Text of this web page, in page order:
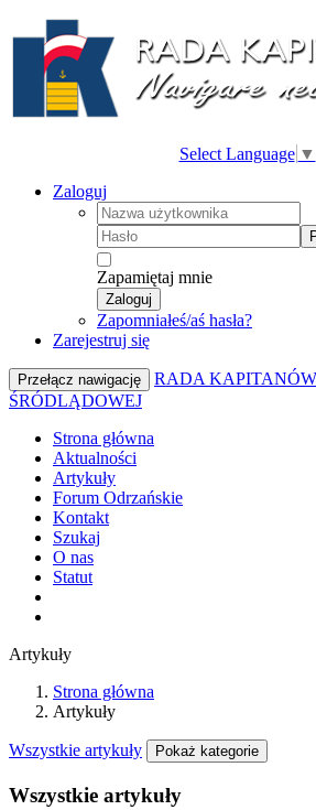
Select Language ▼
Zaloguj
Zapamiętaj mnie
Zaloguj
Zapomniałeś/aś hasła?
Zarejestruj się
Przełącz nawigację
RADA
ŚRÓDLĄDOWEJ
Strona główna
Aktualności
Artykuły
Forum Odrzańskie
Kontakt
Szukaj
O nas
Statut
Artykuły
Strona główna
Artykuły
Wszystkie artykuły Pokaż kategorie
Wszystkie artykuły